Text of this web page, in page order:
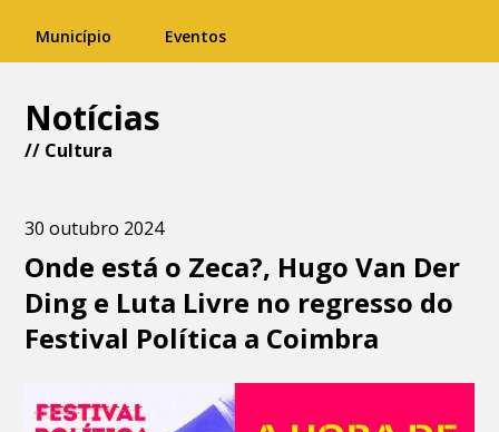
Município Eventos
Notícias
// Cultura
30 outubro 2024
Onde está o Zeca?, Hugo Van Der
Ding e Luta Livre no regresso do
Festival Política a Coimbra